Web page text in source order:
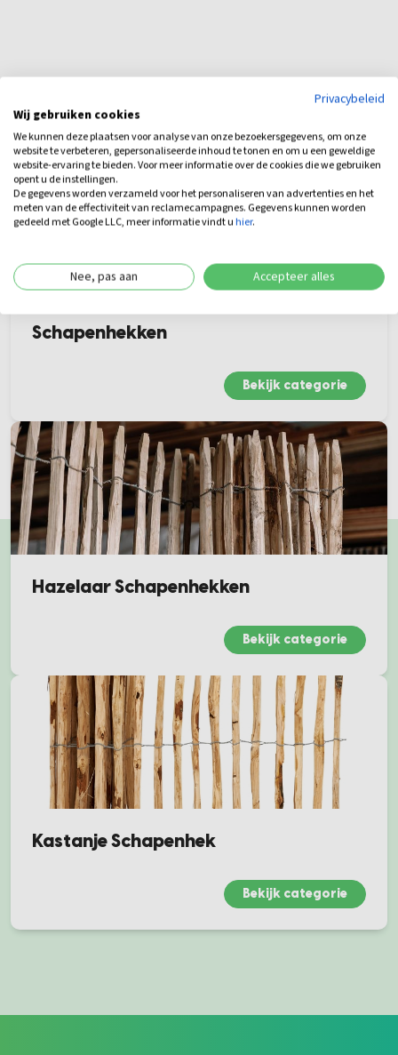
Gerelateerde items
Schapenhekken
Bekijk categorie
Hazelaar Schapenhekken
Bekijk categorie
Kastanje Schapenhek
Bekijk categorie
Privacybeleid
Wij gebruiken cookies
We kunnen deze plaatsen voor analyse van onze bezoekersgegevens, om onze
website te verbeteren, gepersonaliseerde inhoud te tonen en om u een geweldige
website-ervaring te bieden. Voor meer informatie over de cookies die we gebruiken
opent u de instellingen.
De gegevens worden verzameld voor het personaliseren van advertenties en het
meten van de effectiviteit van reclamecampagnes. Gegevens kunnen worden
gedeeld met Google LLC, meer informatie vindt uhier.
Nee, pas aan Accepteer alles